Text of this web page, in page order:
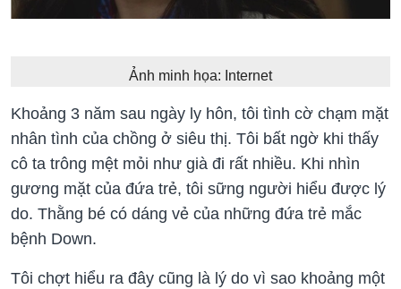
Ảnh minh họa: Internet
Khoảng 3 năm sau ngày ly hôn, tôi tình cờ chạm mặt
nhân tình của chồng ở siêu thị. Tôi bất ngờ khi thấy
cô ta trông mệt mỏi như già đi rất nhiều. Khi nhìn
gương mặt của đứa trẻ, tôi sững người hiểu được lý
do. Thằng bé có dáng vẻ của những đứa trẻ mắc
bệnh Down.
Tôi chợt hiểu ra đây cũng là lý do vì sao khoảng một